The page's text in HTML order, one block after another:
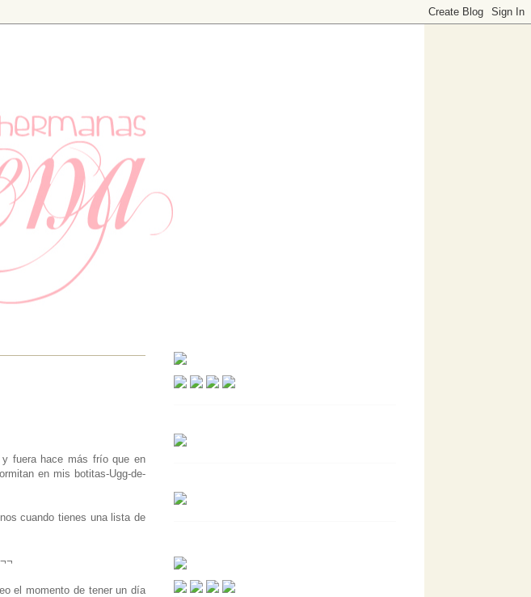
también tenemos un apartado dedicado a decoración. Visítanos, ¡te
fuera hace más frío que en
en mis botitas-Ugg-de-
cuando tienes una lista de
el momento de tener un día